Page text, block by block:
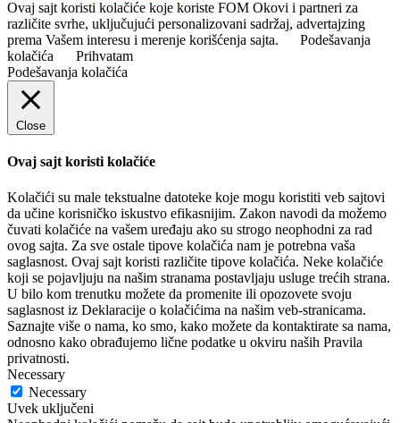
Ovaj sajt koristi kolačiće koje koriste FOM Okovi i partneri za
različite svrhe, uključujući personalizovani sadržaj, advertajzing
prema Vašem interesu i merenje korišćenja sajta.
Podešavanja
kolačića
Prihvatam
Podešavanja kolačića
Close
Ovaj sajt koristi kolačiće
Kolačići su male tekstualne datoteke koje mogu koristiti veb sajtovi
da učine korisničko iskustvo efikasnijim. Zakon navodi da možemo
čuvati kolačiće na vašem uređaju ako su strogo neophodni za rad
ovog sajta. Za sve ostale tipove kolačića nam je potrebna vaša
saglasnost. Ovaj sajt koristi različite tipove kolačića. Neke kolačiće
koji se pojavljuju na našim stranama postavljaju usluge trećih strana.
U bilo kom trenutku možete da promenite ili opozovete svoju
saglasnost iz Deklaracije o kolačićima na našim veb-stranicama.
Saznajte više o nama, ko smo, kako možete da kontaktirate sa nama,
odnosno kako obrađujemo lične podatke u okviru naših Pravila
privatnosti.
Necessary
Necessary
Uvek uključeni